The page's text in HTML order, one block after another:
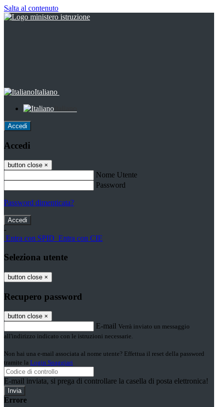
Salta al contenuto
Italiano
Accedi
Accedi
button close ×
Nome Utente
Password
Password dimenticata?
-
Entra con SPID Entra con CIE
Seleziona utente
button close ×
Recupero password
button close ×
E-mail Verrà inviato un messaggio
all'indirizzo indicato con le istruzioni necessarie.
Non hai una e-mail associata al nome utente? Effettua il reset della password
tramite la Login Spaggiari
E-mail inviata, si prega di controllare la casella di posta elettronica!
Errore